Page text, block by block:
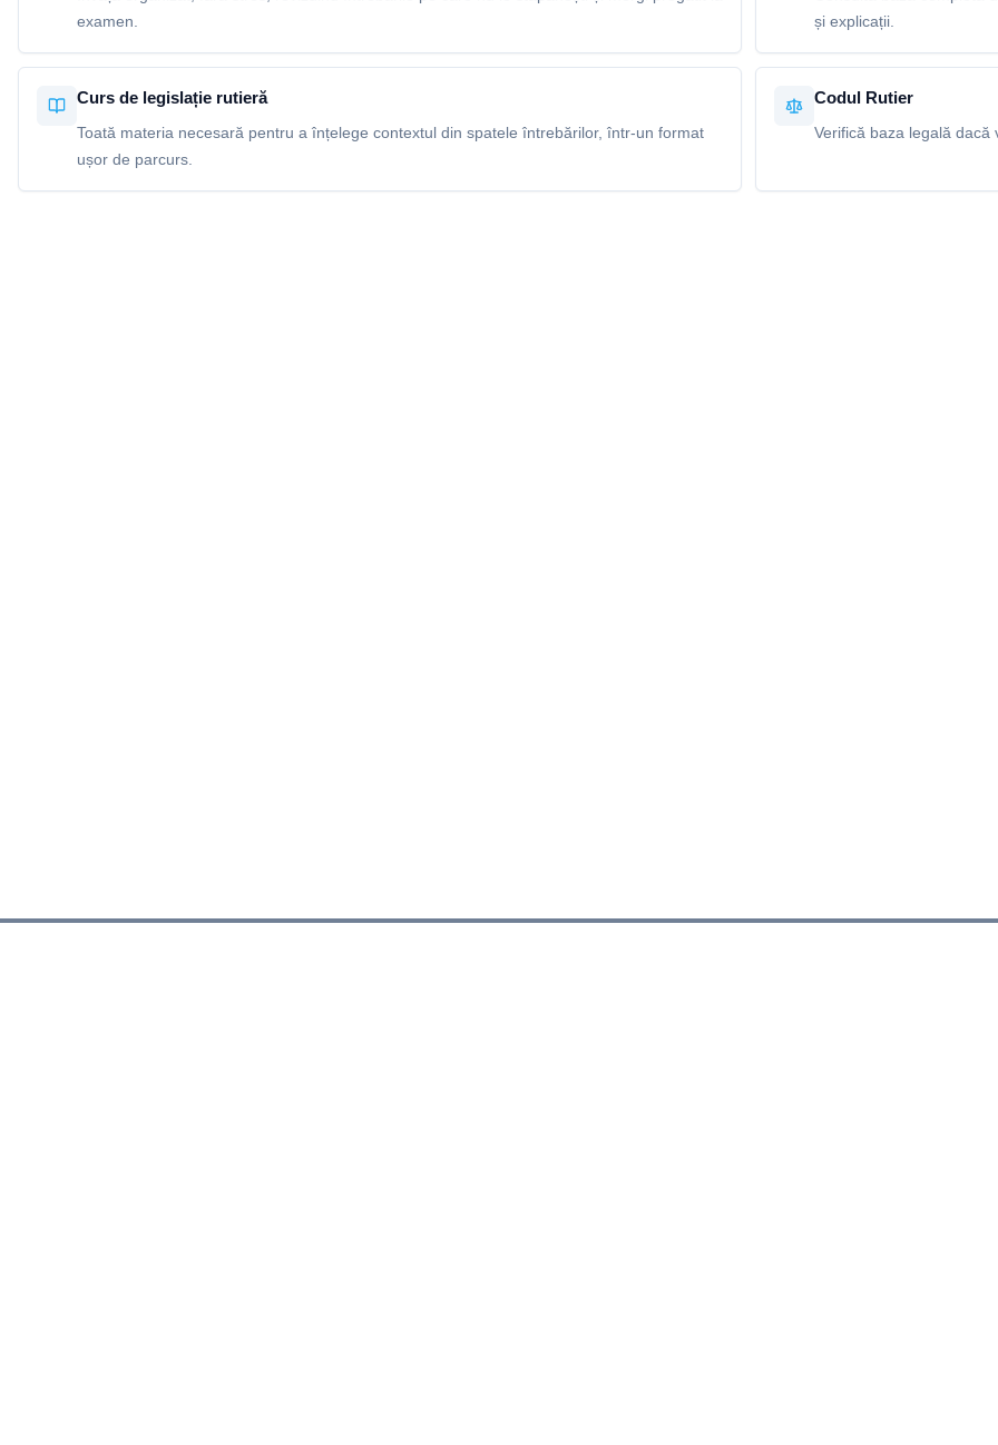
examen.
și explicații.
Curs de legislație rutieră
Toată materia necesară pentru a înțelege contextul din spatele întrebărilor, într-un format
ușor de parcurs.
Codul Rutier
Verifică baza legală dacă